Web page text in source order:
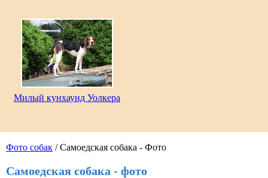
Фото собак / Самоедская собака - Фото
Самоедская собака - фото
Милый кунхаунд Уолкера